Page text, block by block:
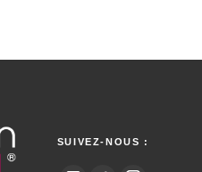
SUIVEZ-NOUS :